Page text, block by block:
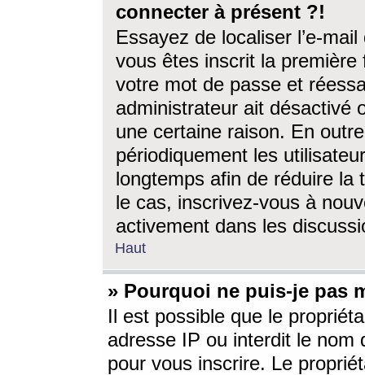
connecter à présent ?!
Essayez de localiser l’e-
vous êtes inscrit la première
votre mot de passe et
administrateur ait désactivé
une certaine raison. En
périodiquement les
longtemps afin de réduire la
le cas, inscrivez-vous à
activement dans les
Haut
» Pourquoi ne puis-je pas
Il est possible que le
adresse IP ou interdit le nom
pour vous inscrire. Le